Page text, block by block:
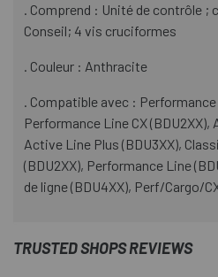
. Comprend : Unité de contrôle ;
Conseil; 4 vis cruciformes
. Couleur : Anthracite
. Compatible avec : Performance
Performance Line CX (BDU2XX),
Active Line Plus (BDU3XX),
(BDU2XX), Performance Line
de ligne (BDU4XX), Perf/Cargo/
TRUSTED SHOPS REVIEWS